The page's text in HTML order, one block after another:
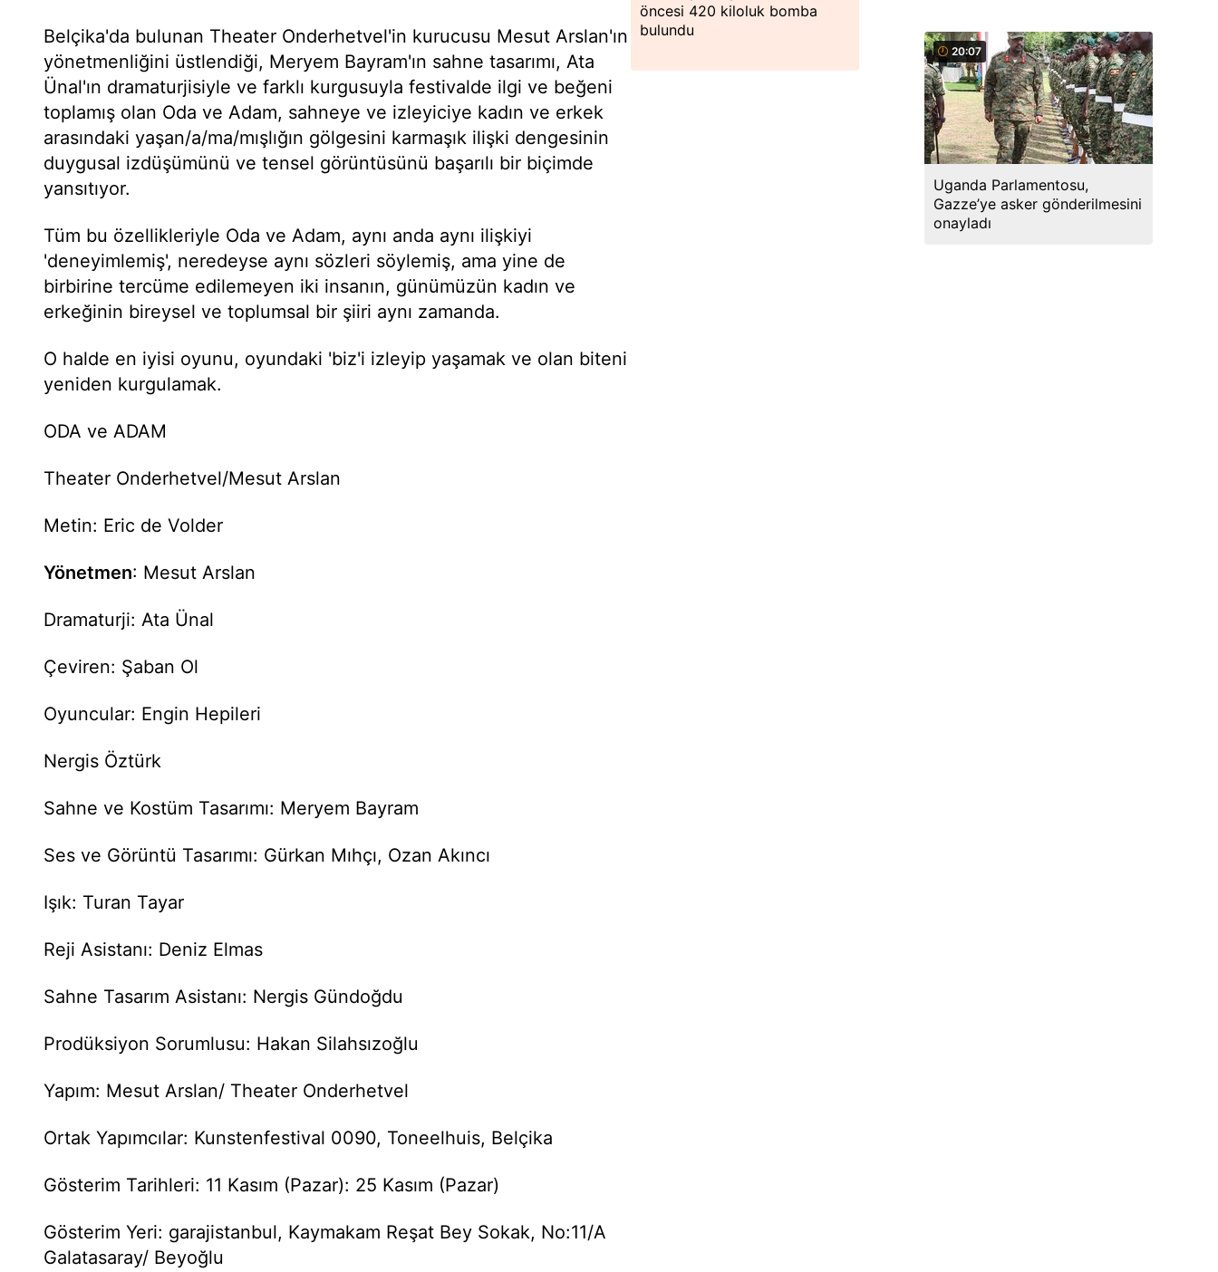
Belçika'da bulunan Theater Onderhetvel'in kurucusu Mesut Arslan'ın
yönetmenliğini üstlendiği, Meryem Bayram'ın sahne tasarımı, Ata
Ünal'ın dramaturjisiyle ve farklı kurgusuyla festivalde ilgi ve beğeni
toplamış olan Oda ve Adam, sahneye ve izleyiciye kadın ve erkek
arasındaki yaşan/a/ma/mışlığın gölgesini karmaşık ilişki dengesinin
duygusal izdüşümünü ve tensel görüntüsünü başarılı bir biçimde
yansıtıyor.
Tüm bu özellikleriyle Oda ve Adam, aynı anda aynı ilişkiyi
'deneyimlemiş', neredeyse aynı sözleri söylemiş, ama yine de
birbirine tercüme edilemeyen iki insanın, günümüzün kadın ve
erkeğinin bireysel ve toplumsal bir şiiri aynı zamanda.
O halde en iyisi oyunu, oyundaki 'biz'i izleyip yaşamak ve olan biteni
yeniden kurgulamak.
ODA ve ADAM
Theater Onderhetvel/Mesut Arslan
Metin: Eric de Volder
Yönetmen: Mesut Arslan
Dramaturji: Ata Ünal
Çeviren: Şaban Ol
Oyuncular: Engin Hepileri
Nergis Öztürk
Sahne ve Kostüm Tasarımı: Meryem Bayram
Ses ve Görüntü Tasarımı: Gürkan Mıhçı, Ozan Akıncı
Işık: Turan Tayar
Reji Asistanı: Deniz Elmas
Sahne Tasarım Asistanı: Nergis Gündoğdu
Prodüksiyon Sorumlusu: Hakan Silahsızoğlu
Yapım: Mesut Arslan/ Theater Onderhetvel
Ortak Yapımcılar: Kunstenfestival 0090, Toneelhuis, Belçika
Gösterim Tarihleri: 11 Kasım (Pazar): 25 Kasım (Pazar)
Gösterim Yeri: garajistanbul, Kaymakam Reşat Bey Sokak, No:11/A
Galatasaray/ Beyoğlu
öncesi 420 kiloluk bomba
bulundu
20:07
Uganda Parlamentosu,
Gazze’ye asker gönderilmesini
onayladı